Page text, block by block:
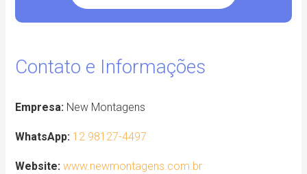
Contato e Informações
Empresa: New Montagens
WhatsApp: 12 98127-4497
Website: www.newmontagens.com.br